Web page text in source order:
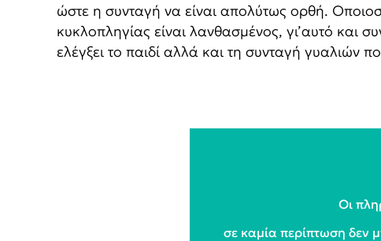
ώστε η συνταγή να είναι απολύτως ορθή.
κυκλοπληγίας είναι λανθασμένος, γι’αυτό και
ελέγξει το παιδί αλλά και τη συνταγή γυαλιών
Οι
σε καμία περίπτωση δεν